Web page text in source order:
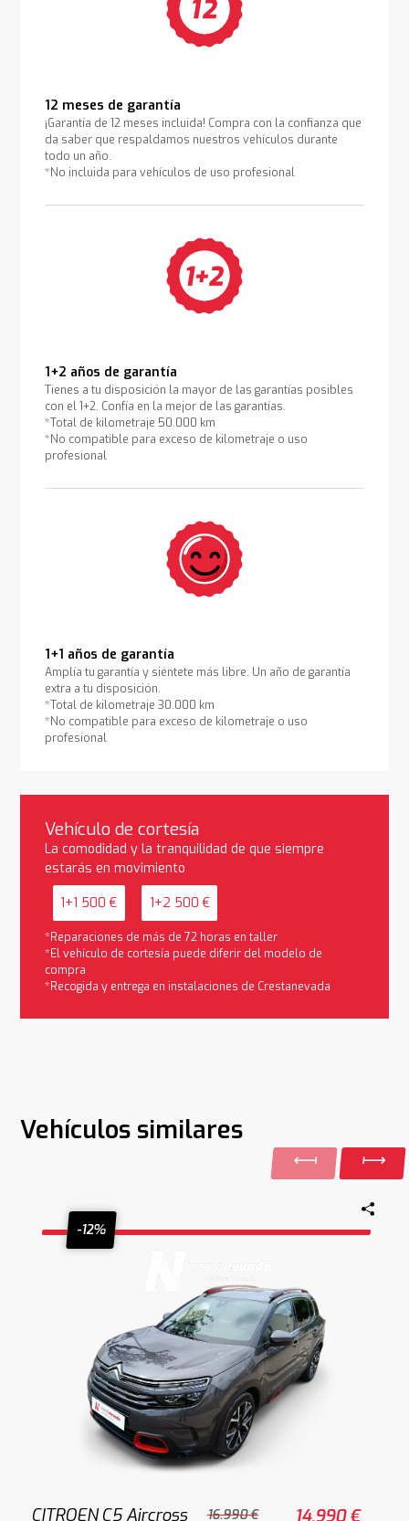
12 meses de garantía
¡Garantía de 12 meses incluida! Compra con la confianza que
da saber que respaldamos nuestros vehículos durante
todo un año.
*No incluida para vehículos de uso profesional
1+2 años de garantía
Tienes a tu disposición la mayor de las garantías posibles
con el 1+2. Confía en la mejor de las garantías.
*Total de kilometraje 50.000 km
*No compatible para exceso de kilometraje o uso
profesional
1+1 años de garantía
Amplía tu garantía y siéntete más libre. Un año de garantía
extra a tu disposición.
*Total de kilometraje 30.000 km
*No compatible para exceso de kilometraje o uso
profesional
Vehículo de cortesía
La comodidad y la tranquilidad de que siempre
estarás en movimiento
1+1 500 € 1+2 500 €
*Reparaciones de más de 72 horas en taller
*El vehículo de cortesía puede diferir del modelo de
compra
*Recogida y entrega en instalaciones de Crestanevada
Vehículos similares
-12%
CITROEN C5 Aircross 16.990 € 14.990 €